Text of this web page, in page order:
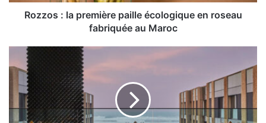
Rozzos : la première paille écologique en roseau
fabriquée au Maroc
Cascade
Investment
devient
actionnaire
majoritaire